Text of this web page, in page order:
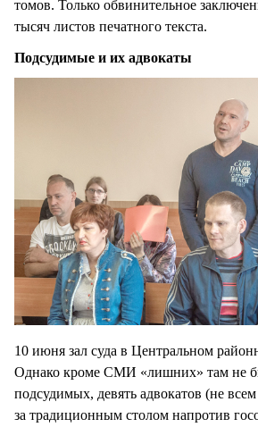
томов. Только обвинительное
тысяч листов печатного текста.
Подсудимые и их адвокаты
10 июня зал суда в Центральном
Однако кроме СМИ «лишних» там не
подсудимых, девять адвокатов (не
за традиционным столом напротив